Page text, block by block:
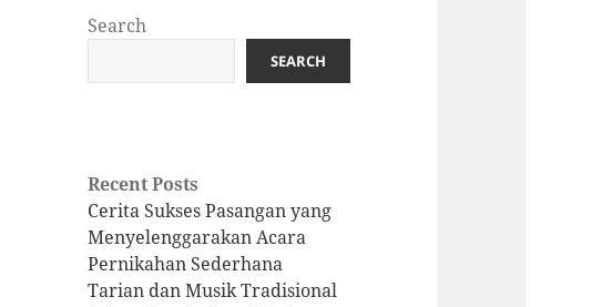
Search
SEARCH
Recent Posts
Cerita Sukses Pasangan yang
Menyelenggarakan Acara
Pernikahan Sederhana
Tarian dan Musik Tradisional